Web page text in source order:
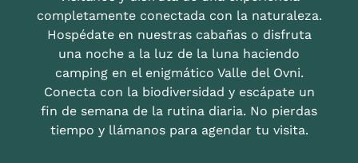
completamente conectada con la naturaleza.
Hospédate en nuestras cabañas o disfruta
una noche a la luz de la luna haciendo
camping en el enigmático Valle del Ovni.
Conecta con la biodiversidad y escápate un
fin de semana de la rutina diaria. No pierdas
tiempo y llámanos para agendar tu visita.